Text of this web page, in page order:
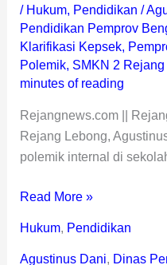
/ Hukum, Pendidikan /
Pendidikan Pemprov
Klarifikasi Kepsek,
Polemik, SMKN 2
minutes of reading
Rejangnews.com ||
Rejang Lebong,
polemik internal di
Read More »
Hukum, Pendidikan
Agustinus Dani, Dinas